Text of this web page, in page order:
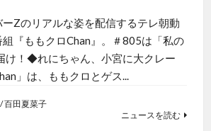
ーZのリアルな姿を配信するテレ朝動
『ももクロChan』。＃805は「私の
け！◆れにちゃん、小宮に大クレー
」は、ももクロとゲス...
/百田夏菜子
ニュースを読む